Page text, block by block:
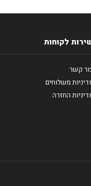
לקוחות
קשר
משלוחים
החזרה